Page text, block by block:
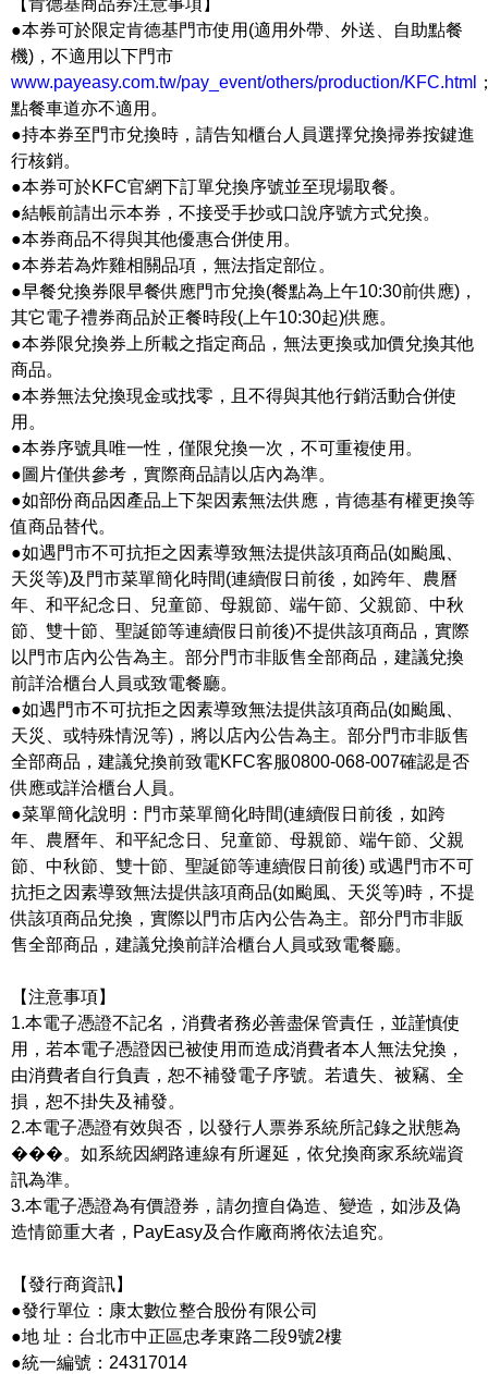
【肯德基商品券注意事項】
●本券可於限定肯德基門市使用(適用外帶、外送、自助點餐
機)，不適用以下門市
www.payeasy.com.tw/pay_event/others/production/KFC.html
點餐車道亦不適用。
●持本券至門市兌換時，請告知櫃台人員選擇兌換掃券按鍵進
行核銷。
●本券可於KFC官網下訂單兌換序號並至現場取餐。
●結帳前請出示本券，不接受手抄或口說序號方式兌換。
●本券商品不得與其他優惠合併使用。
●本券若為炸雞相關品項，無法指定部位。
●早餐兌換券限早餐供應門市兌換(餐點為上午10:30前供應)，
其它電子禮券商品於正餐時段(上午10:30起)供應。
●本券限兌換券上所載之指定商品，無法更換或加價兌換其他
商品。
●本券無法兌換現金或找零，且不得與其他行銷活動合併使
用。
●本券序號具唯一性，僅限兌換一次，不可重複使用。
●圖片僅供參考，實際商品請以店內為準。
●如部份商品因產品上下架因素無法供應，肯德基有權更換等
值商品替代。
●如遇門市不可抗拒之因素導致無法提供該項商品(如颱風、
天災等)及門市菜單簡化時間(連續假日前後，如跨年、農曆
年、和平紀念日、兒童節、母親節、端午節、父親節、中秋
節、雙十節、聖誕節等連續假日前後)不提供該項商品，實際
以門市店內公告為主。部分門市非販售全部商品，建議兌換
前詳洽櫃台人員或致電餐廳。
●如遇門市不可抗拒之因素導致無法提供該項商品(如颱風、
天災、或特殊情況等)，將以店內公告為主。部分門市非販售
全部商品，建議兌換前致電KFC客服0800-068-007確認是否
供應或詳洽櫃台人員。
●菜單簡化說明：門市菜單簡化時間(連續假日前後，如跨
年、農曆年、和平紀念日、兒童節、母親節、端午節、父親
節、中秋節、雙十節、聖誕節等連續假日前後) 或遇門市不可
抗拒之因素導致無法提供該項商品(如颱風、天災等)時，不提
供該項商品兌換，實際以門市店內公告為主。部分門市非販
售全部商品，建議兌換前詳洽櫃台人員或致電餐廳。
【注意事項】
1.本電子憑證不記名，消費者務必善盡保管責任，並謹慎使
用，若本電子憑證因已被使用而造成消費者本人無法兌換，
由消費者自行負責，恕不補發電子序號。若遺失、被竊、全
損，恕不掛失及補發。
2.本電子憑證有效與否，以發行人票券系統所記錄之狀態為
���。如系統因網路連線有所遲延，依兌換商家系統端資
訊為準。
3.本電子憑證為有價證券，請勿擅自偽造、變造，如涉及偽
造情節重大者，PayEasy及合作廠商將依法追究。
【發行商資訊】
●發行單位：康太數位整合股份有限公司
●地 址：台北市中正區忠孝東路二段9號2樓
●統一編號：24317014